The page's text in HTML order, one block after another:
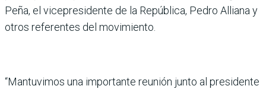
Peña, el vicepresidente de la República, Pedro Alliana y
otros referentes del movimiento.
“Mantuvimos una importante reunión junto al presidente